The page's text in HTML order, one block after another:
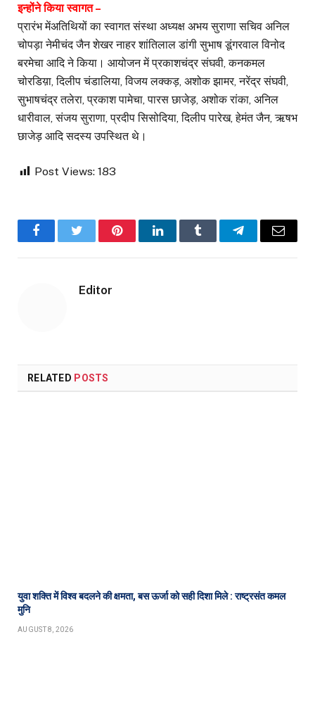
इन्होंने किया स्वागत –
प्रारंभ मेंअतिथियों का स्वागत संस्था अध्यक्ष अभय सुराणा सचिव अनिल
चोपड़ा नेमीचंद जैन शेखर नाहर शांतिलाल डांगी सुभाष डूंगरवाल विनोद
बरमेचा आदि ने किया। आयोजन में प्रकाशचंद्र संघवी, कनकमल
चोरडिय़ा, दिलीप चंडालिया, विजय लक्कड़, अशोक झामर, नरेंद्र संघवी,
सुभाषचंद्र तलेरा, प्रकाश पामेचा, पारस छाजेड़, अशोक रांका, अनिल
धारीवाल, संजय सुराणा, प्रदीप सिसोदिया, दिलीप पारेख, हेमंत जैन, ऋषभ
छाजेड़ आदि सदस्य उपस्थित थे।
Post Views: 183
FacebookTwitter PinterestLinkedInTumblr TelegramEmail
Editor
RELATED POSTS
युवा शक्ति में विश्व बदलने की क्षमता, बस ऊर्जा को सही दिशा मिले : राष्ट्रसंत कमल
मुनि
AUGUST 8, 2026